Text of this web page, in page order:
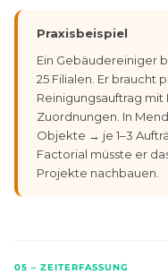
Praxisbeispiel
Ein Gebäudereiniger
25 Filialen. Er braucht
Reinigungsauftrag
Zuordnungen. In
Objekte → je 1–3
Factorial müsste er
Projekte nachbauen.
05 – ZEITERFASSUNG